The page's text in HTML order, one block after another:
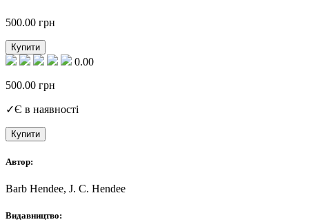
500.00 грн
Купити
0.00
500.00 грн
✓Є в наявності
Купити
Автор:
Barb Hendee, J. C. Hendee
Видавництво: